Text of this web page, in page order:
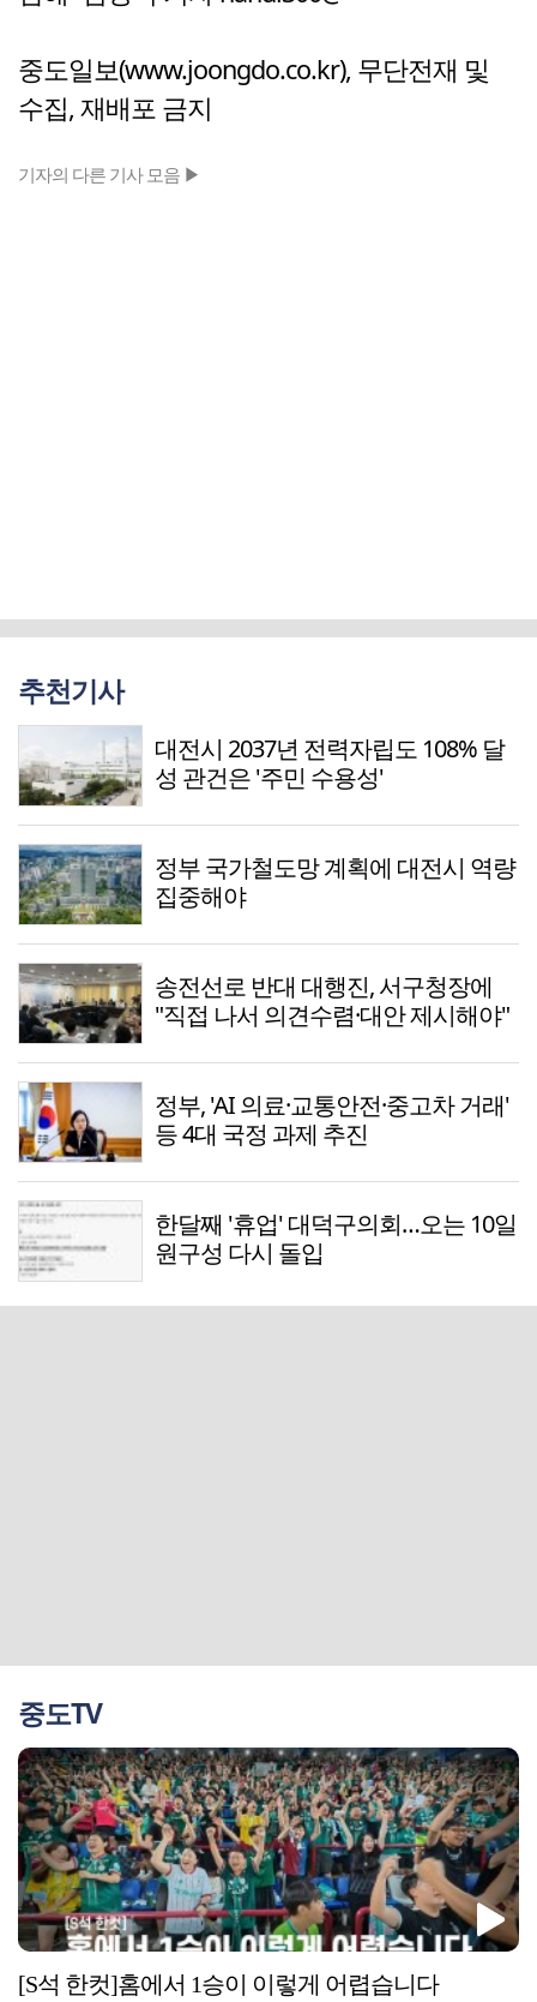
중도일보(www.joongdo.co.kr), 무단전재 및
수집, 재배포 금지
기자의 다른 기사 모음 ▶
추천기사
대전시 2037년 전력자립도 108% 달
성 관건은 '주민 수용성'
정부 국가철도망 계획에 대전시 역량
집중해야
송전선로 반대 대행진, 서구청장에
"직접 나서 의견수렴·대안 제시해야"
정부, 'AI 의료·교통안전·중고차 거래'
등 4대 국정 과제 추진
한달째 '휴업' 대덕구의회…오는 10일
원구성 다시 돌입
중도TV
[S석 한컷]홈에서 1승이 이렇게 어렵습니다